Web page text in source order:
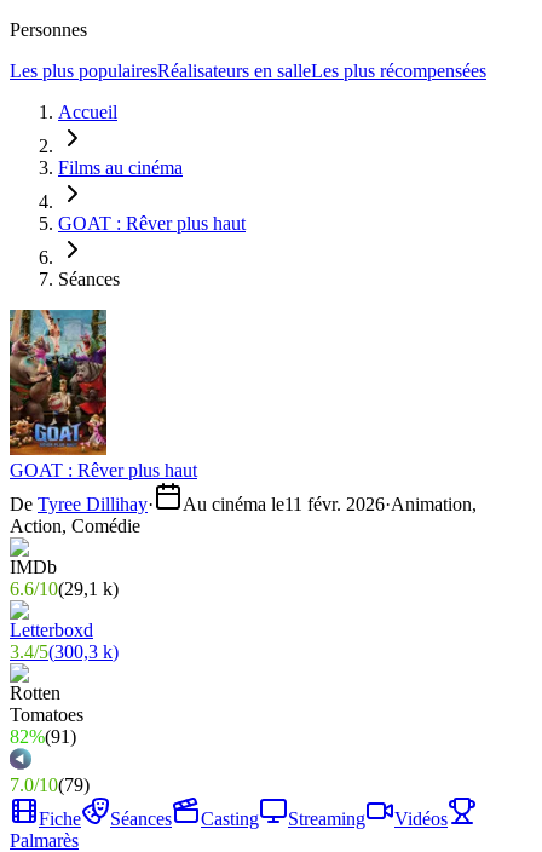
Personnes
Les plus populairesRéalisateurs en salleLes plus récompensées
Accueil
Films au cinéma
GOAT : Rêver plus haut
Séances
GOAT : Rêver plus haut
De Tyree Dillihay· Au cinéma le11 févr. 2026·Animation,
Action, Comédie
6.6/10(29,1 k)
3.4/5(300,3 k)
82%(91)
7.0/10(79)
Fiche
Séances Casting Streaming
Vidéos
Palmarès